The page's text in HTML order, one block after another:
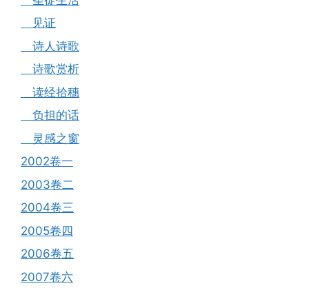
见证
诗人诗歌
诗歌赏析
读经拾穗
负担的话
灵感之窗
2002卷一
2003卷二
2004卷三
2005卷四
2006卷五
2007卷六